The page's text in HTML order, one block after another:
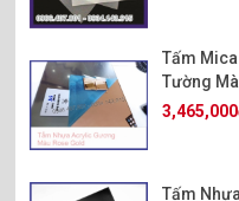
=>>Tấm Mica Mè Hạt Lựu
Tấm Nhựa Tản Sáng
=>>Tấm Nhựa Dẫn Sáng
=>>Tấm Mica Trong Kinh
=>>Tấm Mica Màu Trắng
=>>Giá Tấm Mica Thủy
Tấm
Tường
Tấm